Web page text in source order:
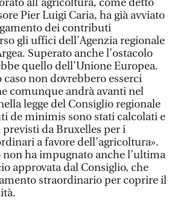
all’agricoltura, come detto
Pier Luigi Caria, ha già avviato
dei contributi
gli uffici dell’Agenzia regionale
Superato anche l’ostacolo
quello dell’Unione Europea.
non dovrebbero esserci
comunque andrà avanti nel
legge del Consiglio regionale
de minimis sono stati calcolati e
da Bruxelles per i
a favore dell’agricoltura».
non ha impugnato anche l’ultima
approvata dal Consiglio, che
straordinario per coprire il